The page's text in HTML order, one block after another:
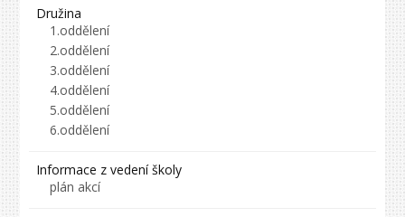
Družina
1.oddělení
2.oddělení
3.oddělení
4.oddělení
5.oddělení
6.oddělení
Informace z vedení školy
plán akcí